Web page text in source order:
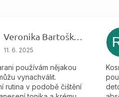
Veronika Bartošková
Hodnotenie obchodu je 5 z 5
11. 6. 2025
používám nějakou
vynachválit.
rutina v podobě čištění